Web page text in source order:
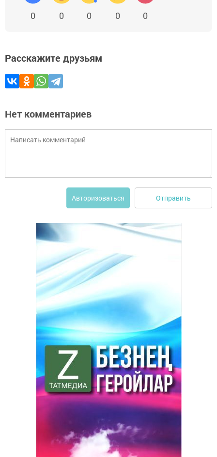
0 0 0 0 0
Расскажите друзьям
Нет комментариев
Авторизоваться Отправить